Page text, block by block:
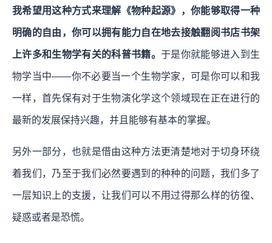
我希望用这种方式来理解《物种起源》，你能够取得一种
明确的自由，你可以拥有能力自在地去接触翻阅书店书架
上许多和生物学有关的科普书籍。 于是你就能够进入到生
物学当中——你不必要当一个生物学家，可是你可以和我
一样，首先保有对于生物演化学这个领域现在正在进行的
最新的发展保持兴趣，并且能够有基本的掌握。
另外一部分，也就是借由这种方法更清楚地对于切身环绕
着我们，乃至于我们必然要遇到的种种的问题，我们多了
一层知识上的支援，让我们可以不用过得那么样的彷徨、
疑惑或者是恐慌。